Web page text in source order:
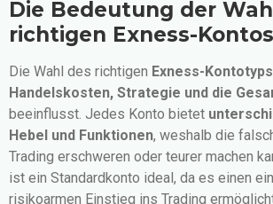
Die Bedeutung der
richtigen Exness-Kontos
Die Wahl des richtigen Exness-Kontotyps
Handelskosten, Strategie und die
beeinflusst. Jedes Konto bietet
Hebel und Funktionen, weshalb die
Trading erschweren oder teurer machen
ist ein Standardkonto ideal, da es einen
risikoarmen Einstieg ins Trading